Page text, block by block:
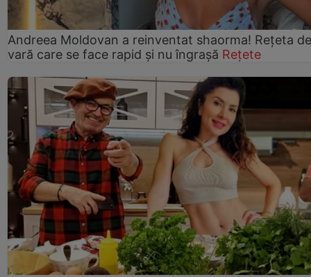
Andreea Moldovan a reinventat shaorma! Rețeta de
vară care se face rapid și nu îngrașă Rețete